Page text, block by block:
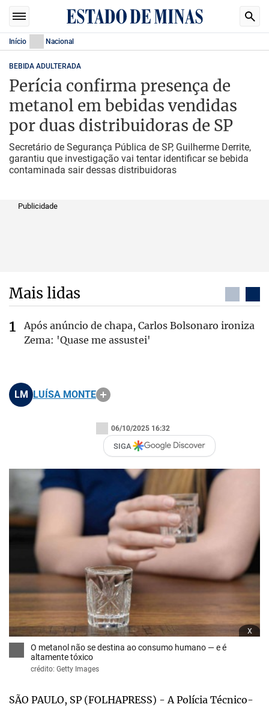
Início Nacional
BEBIDA ADULTERADA
Perícia confirma presença de
metanol em bebidas vendidas
por duas distribuidoras de SP
Secretário de Segurança Pública de SP, Guilherme Derrite,
garantiu que investigação vai tentar identificar se bebida
contaminada sair dessas distribuidoras
Publicidade
Mais lidas
Após anúncio de chapa, Carlos Bolsonaro ironiza
Zema: 'Quase me assustei'
LM LUÍSA MONTE
06/10/2025 16:32
SIGA
x
O metanol não se destina ao consumo humano — e é
altamente tóxico
crédito: Getty Images
SÃO PAULO, SP (FOLHAPRESS) - A Polícia Técnico-